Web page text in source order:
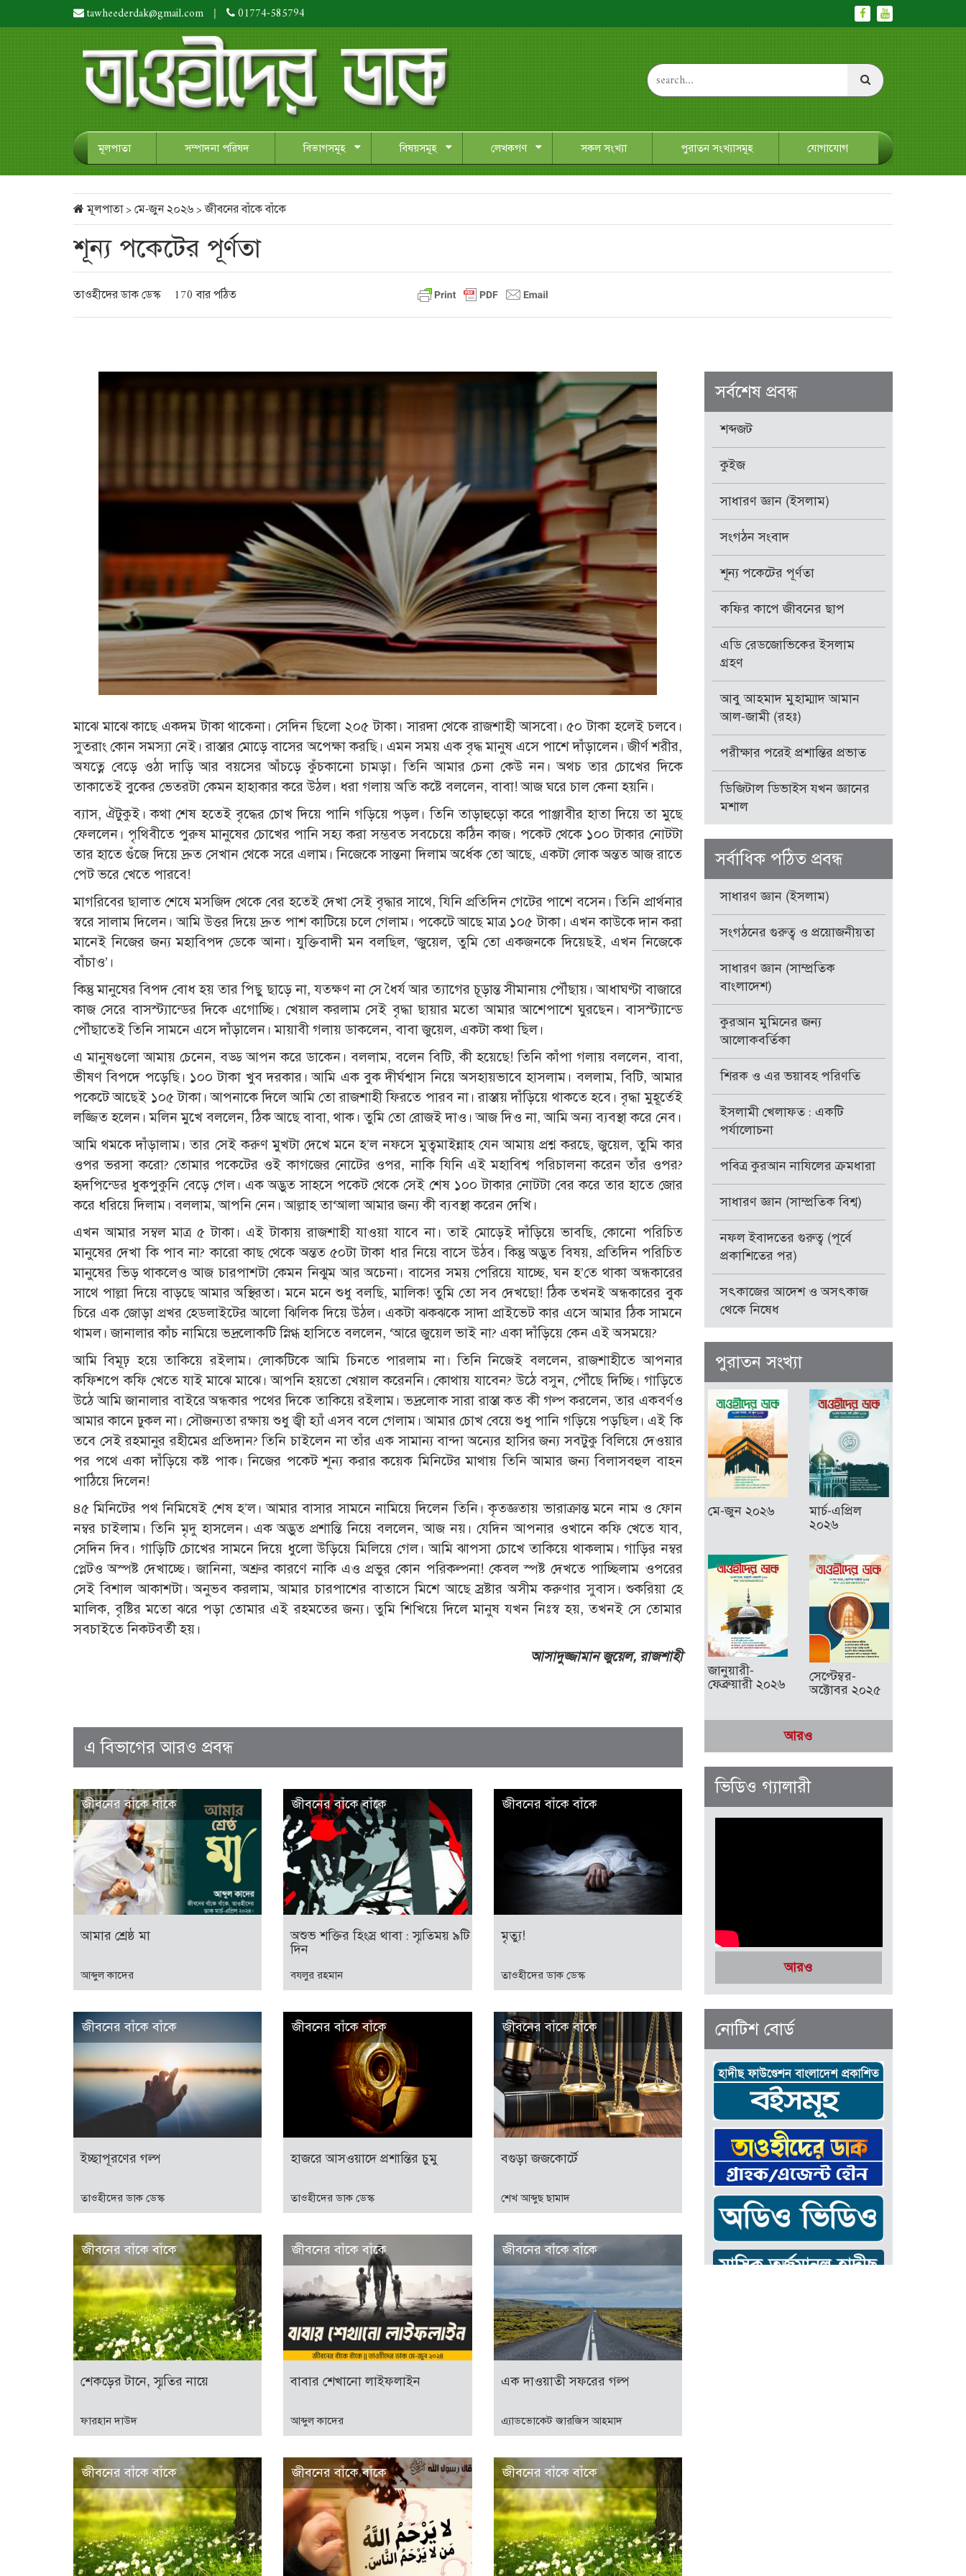
tawheederdak@gmail.com | 01774-585794
মূলপাতা সম্পাদনা পরিষদ বিভাগসমূহ বিষয়সমূহ লেখকগণ সকল সংখ্যা পুরাতন সংখ্যাসমূহ যোগাযোগ
মূলপাতা> মে-জুন ২০২৬ > জীবনের বাঁকে বাঁকে
শূন্য পকেটের পূর্ণতা
তাওহীদের ডাক ডেস্ক 170 বার পঠিত
মাঝে মাঝে কাছে একদম টাকা থাকেনা। সেদিন ছিলো ২০৫ টাকা। সারদা থেকে রাজশাহী আসবো। ৫০ টাকা হলেই চলবে।
সুতরাং কোন সমস্যা নেই। রাস্তার মোড়ে বাসের অপেক্ষা করছি। এমন সময় এক বৃদ্ধ মানুষ এসে পাশে দাঁড়ালেন। জীর্ণ শরীর,
অযত্নে বেড়ে ওঠা দাড়ি আর বয়সের আঁচড়ে কুঁচকানো চামড়া। তিনি আমার চেনা কেউ নন। অথচ তার চোখের দিকে
তাকাতেই বুকের ভেতরটা কেমন হাহাকার করে উঠল। ধরা গলায় অতি কষ্টে বললেন, বাবা! আজ ঘরে চাল কেনা হয়নি।
ব্যাস, ঐটুকুই। কথা শেষ হতেই বৃদ্ধের চোখ দিয়ে পানি গড়িয়ে পড়ল। তিনি তাড়াহুড়ো করে পাঞ্জাবীর হাতা দিয়ে তা মুছে
ফেললেন। পৃথিবীতে পুরুষ মানুষের চোখের পানি সহ্য করা সম্ভবত সবচেয়ে কঠিন কাজ। পকেট থেকে ১০০ টাকার নোটটা
তার হাতে গুঁজে দিয়ে দ্রুত সেখান থেকে সরে এলাম। নিজেকে সান্তনা দিলাম অর্ধেক তো আছে, একটা লোক অন্তত আজ রাতে
পেট ভরে খেতে পারবে!
মাগরিবের ছালাত শেষে মসজিদ থেকে বের হতেই দেখা সেই বৃদ্ধার সাথে, যিনি প্রতিদিন গেটের পাশে বসেন। তিনি প্রার্থনার
স্বরে সালাম দিলেন। আমি উত্তর দিয়ে দ্রুত পাশ কাটিয়ে চলে গেলাম। পকেটে আছে মাত্র ১০৫ টাকা। এখন কাউকে দান করা
মানেই নিজের জন্য মহাবিপদ ডেকে আনা। যুক্তিবাদী মন বলছিল, ‘জুয়েল, তুমি তো একজনকে দিয়েছই, এখন নিজেকে
বাঁচাও’।
কিন্তু মানুষের বিপদ বোধ হয় তার পিছু ছাড়ে না, যতক্ষণ না সে ধৈর্য আর ত্যাগের চূড়ান্ত সীমানায় পৌঁছায়। আধাঘণ্টা বাজারে
কাজ সেরে বাসস্ট্যান্ডের দিকে এগোচ্ছি। খেয়াল করলাম সেই বৃদ্ধা ছায়ার মতো আমার আশেপাশে ঘুরছেন। বাসস্ট্যান্ডে
পৌঁছাতেই তিনি সামনে এসে দাঁড়ালেন। মায়াবী গলায় ডাকলেন, বাবা জুয়েল, একটা কথা ছিল।
এ মানুষগুলো আমায় চেনেন, বড্ড আপন করে ডাকেন। বললাম, বলেন বিটি, কী হয়েছে! তিনি কাঁপা গলায় বললেন, বাবা,
ভীষণ বিপদে পড়েছি। ১০০ টাকা খুব দরকার। আমি এক বুক দীর্ঘশ্বাস নিয়ে অসহায়ভাবে হাসলাম। বললাম, বিটি, আমার
পকেটে আছেই ১০৫ টাকা। আপনাকে দিলে আমি তো রাজশাহী ফিরতে পারব না। রাস্তায় দাঁড়িয়ে থাকতে হবে। বৃদ্ধা মুহূর্তেই
লজ্জিত হলেন। মলিন মুখে বললেন, ঠিক আছে বাবা, থাক। তুমি তো রোজই দাও। আজ দিও না, আমি অন্য ব্যবস্থা করে নেব।
আমি থমকে দাঁড়ালাম। তার সেই করুণ মুখটা দেখে মনে হ’ল নফসে মুত্বমাইন্নাহ যেন আমায় প্রশ্ন করছে, জুয়েল, তুমি কার
ওপর ভরসা করো? তোমার পকেটের ওই কাগজের নোটের ওপর, নাকি যিনি এই মহাবিশ্ব পরিচালনা করেন তাঁর ওপর?
হৃদপিন্ডের ধুকপুকুনি বেড়ে গেল। এক অদ্ভুত সাহসে পকেট থেকে সেই শেষ ১০০ টাকার নোটটা বের করে তার হাতে জোর
করে ধরিয়ে দিলাম। বললাম, আপনি নেন। আল্লাহ তা‘আলা আমার জন্য কী ব্যবস্থা করেন দেখি।
এখন আমার সম্বল মাত্র ৫ টাকা। এই টাকায় রাজশাহী যাওয়া যাবে না। তাই মোড়েই দাঁড়িয়ে ভাবছি, কোনো পরিচিত
মানুষের দেখা কি পাব না? কারো কাছ থেকে অন্তত ৫০টা টাকা ধার নিয়ে বাসে উঠব। কিন্তু অদ্ভুত বিষয়, প্রতিদিন পরিচিত
মানুষের ভিড় থাকলেও আজ চারপাশটা কেমন নিঝুম আর অচেনা। বাসের সময় পেরিয়ে যাচ্ছে, ঘন হ’তে থাকা অন্ধকারের
সাথে পাল্লা দিয়ে বাড়ছে আমার অস্থিরতা। মনে মনে শুধু বলছি, মালিক! তুমি তো সব দেখছো! ঠিক তখনই অন্ধকারের বুক
চিরে এক জোড়া প্রখর হেডলাইটের আলো ঝিলিক দিয়ে উঠল। একটা ঝকঝকে সাদা প্রাইভেট কার এসে আমার ঠিক সামনে
থামল। জানালার কাঁচ নামিয়ে ভদ্রলোকটি স্নিগ্ধ হাসিতে বললেন, ‘আরে জুয়েল ভাই না? একা দাঁড়িয়ে কেন এই অসময়ে?
আমি বিমূঢ় হয়ে তাকিয়ে রইলাম। লোকটিকে আমি চিনতে পারলাম না। তিনি নিজেই বললেন, রাজশাহীতে আপনার
কফিশপে কফি খেতে যাই মাঝে মাঝে। আপনি হয়তো খেয়াল করেননি। কোথায় যাবেন? উঠে বসুন, পৌঁছে দিচ্ছি। গাড়িতে
উঠে আমি জানালার বাইরে অন্ধকার পথের দিকে তাকিয়ে রইলাম। ভদ্রলোক সারা রাস্তা কত কী গল্প করলেন, তার একবর্ণও
আমার কানে ঢুকল না। সৌজন্যতা রক্ষায় শুধু জ্বী হ্যাঁ এসব বলে গেলাম। আমার চোখ বেয়ে শুধু পানি গড়িয়ে পড়ছিল। এই কি
তবে সেই রহমানুর রহীমের প্রতিদান? তিনি চাইলেন না তাঁর এক সামান্য বান্দা অন্যের হাসির জন্য সবটুকু বিলিয়ে দেওয়ার
পর পথে একা দাঁড়িয়ে কষ্ট পাক। নিজের পকেট শূন্য করার কয়েক মিনিটের মাথায় তিনি আমার জন্য বিলাসবহুল বাহন
পাঠিয়ে দিলেন!
৪৫ মিনিটের পথ নিমিষেই শেষ হ’ল। আমার বাসার সামনে নামিয়ে দিলেন তিনি। কৃতজ্ঞতায় ভারাক্রান্ত মনে নাম ও ফোন
নম্বর চাইলাম। তিনি মৃদু হাসলেন। এক অদ্ভুত প্রশান্তি নিয়ে বললেন, আজ নয়। যেদিন আপনার ওখানে কফি খেতে যাব,
সেদিন দিব। গাড়িটি চোখের সামনে দিয়ে ধুলো উড়িয়ে মিলিয়ে গেল। আমি ঝাপসা চোখে তাকিয়ে থাকলাম। গাড়ির নম্বর
প্লেটও অস্পষ্ট দেখাচ্ছে। জানিনা, অশ্রুর কারণে নাকি এও প্রভুর কোন পরিকল্পনা! কেবল স্পষ্ট দেখতে পাচ্ছিলাম ওপরের
সেই বিশাল আকাশটা। অনুভব করলাম, আমার চারপাশের বাতাসে মিশে আছে স্রষ্টার অসীম করুণার সুবাস। শুকরিয়া হে
মালিক, বৃষ্টির মতো ঝরে পড়া তোমার এই রহমতের জন্য। তুমি শিখিয়ে দিলে মানুষ যখন নিঃস্ব হয়, তখনই সে তোমার
সবচাইতে নিকটবর্তী হয়।
আসাদুজ্জামান জুয়েল, রাজশাহী
এ বিভাগের আরও প্রবন্ধ
জীবনের বাঁকে বাঁকে
আমার শ্রেষ্ঠ মা
আব্দুল কাদের
জীবনের বাঁকে বাঁকে
অশুভ শক্তির হিংস্র থাবা : স্মৃতিময় ৯টি
দিন
বযলুর রহমান
জীবনের বাঁকে বাঁকে
মৃত্যু!
তাওহীদের ডাক ডেস্ক
জীবনের বাঁকে বাঁকে
ইচ্ছাপূরণের গল্প
তাওহীদের ডাক ডেস্ক
জীবনের বাঁকে বাঁকে
হাজরে আসওয়াদে প্রশান্তির চুমু
তাওহীদের ডাক ডেস্ক
জীবনের বাঁকে বাঁকে
বগুড়া জজকোর্টে
শেখ আব্দুছ ছামাদ
জীবনের বাঁকে বাঁকে
শেকড়ের টানে, স্মৃতির নায়ে
ফারহান দাউদ
জীবনের বাঁকে বাঁকে
বাবার শেখানো লাইফলাইন
আব্দুল কাদের
জীবনের বাঁকে বাঁকে
এক দাওয়াতী সফরের গল্প
এ্যাডভোকেট জারজিস আহমাদ
জীবনের বাঁকে বাঁকে জীবনের বাঁকে বাঁকে জীবনের বাঁকে বাঁকে
সর্বশেষ প্রবন্ধ
শব্দজট
কুইজ
সাধারণ জ্ঞান (ইসলাম)
সংগঠন সংবাদ
শূন্য পকেটের পূর্ণতা
কফির কাপে জীবনের ছাপ
এডি রেডজোভিকের ইসলাম
গ্রহণ
আবু আহমাদ মুহাম্মাদ আমান
আল-জামী (রহঃ)
পরীক্ষার পরেই প্রশান্তির প্রভাত
ডিজিটাল ডিভাইস যখন জ্ঞানের
মশাল
সর্বাধিক পঠিত প্রবন্ধ
সাধারণ জ্ঞান (ইসলাম)
সংগঠনের গুরুত্ব ও প্রয়োজনীয়তা
সাধারণ জ্ঞান (সাম্প্রতিক
বাংলাদেশ)
কুরআন মুমিনের জন্য
আলোকবর্তিকা
শিরক ও এর ভয়াবহ পরিণতি
ইসলামী খেলাফত : একটি
পর্যালোচনা
পবিত্র কুরআন নাযিলের ক্রমধারা
সাধারণ জ্ঞান (সাম্প্রতিক বিশ্ব)
নফল ইবাদতের গুরুত্ব (পূর্বে
প্রকাশিতের পর)
সৎকাজের আদেশ ও অসৎকাজ
থেকে নিষেধ
পুরাতন সংখ্যা
মে-জুন ২০২৬
মার্চ-এপ্রিল
২০২৬
জানুয়ারী-
ফেব্রুয়ারী ২০২৬
সেপ্টেম্বর-
অক্টোবর ২০২৫
আরও
ভিডিও গ্যালারী
আরও
নোটিশ বোর্ড